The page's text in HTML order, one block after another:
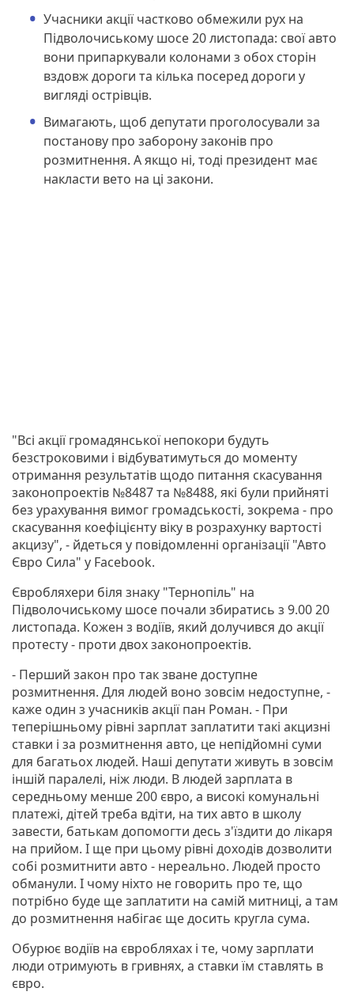
Учасники акції частково обмежили рух на
Підволочиському шосе 20 листопада: свої авто
вони припаркували колонами з обох сторін
вздовж дороги та кілька посеред дороги у
вигляді острівців.
Вимагають, щоб депутати проголосували за
постанову про заборону законів про
розмитнення. А якщо ні, тоді президент має
накласти вето на ці закони.
"Всі акції громадянської непокори будуть
безстроковими і відбуватимуться до моменту
отримання результатів щодо питання скасування
законопроектів №8487 та №8488, які були прийняті
без урахування вимог громадськості, зокрема - про
скасування коефіцієнту віку в розрахунку вартості
акцизу", - йдеться у повідомленні організації "Авто
Євро Сила" у Facebook.
Євробляхери біля знаку "Тернопіль" на
Підволочиському шосе почали збиратись з 9.00 20
листопада. Кожен з водіїв, який долучився до акції
протесту - проти двох законопроектів.
- Перший закон про так зване доступне
розмитнення. Для людей воно зовсім недоступне, -
каже один з учасників акції пан Роман. - При
теперішньому рівні зарплат заплатити такі акцизні
ставки і за розмитнення авто, це непідйомні суми
для багатьох людей. Наші депутати живуть в зовсім
іншій паралелі, ніж люди. В людей зарплата в
середньому менше 200 євро, а високі комунальні
платежі, дітей треба вдіти, на тих авто в школу
завести, батькам допомогти десь з'їздити до лікаря
на прийом. І ще при цьому рівні доходів дозволити
собі розмитнити авто - нереально. Людей просто
обманули. І чому ніхто не говорить про те, що
потрібно буде ще заплатити на самій митниці, а там
до розмитнення набігає ще досить кругла сума.
Обурює водіїв на євробляхах і те, чому зарплати
люди отримують в гривнях, а ставки їм ставлять в
євро.